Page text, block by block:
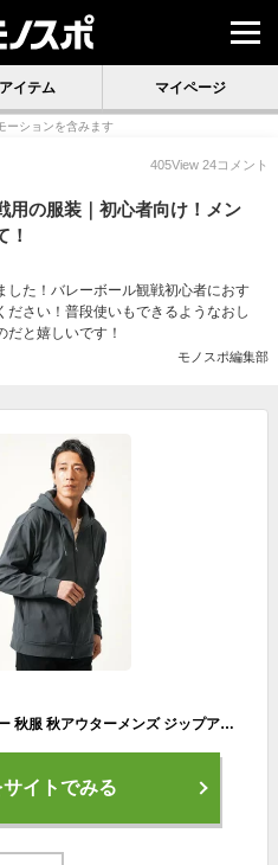
イテム マイページ
ーションを含みます
405View 24コメント
用の服装｜初心者向け！メン
！
した！バレーボール観戦初心者におす
さい！普段使いもできるようなおし
と嬉しいです！
モノスポ編集部
パーカー メンズ 秋 メンズアウター 秋服 秋アウターメンズ ジップアップパーカー ジップパーカー 秋物 きれいめ ジップアップ 薄手 おしゃれ 40代 メンズファッション 50代 男性 アウター ファッション カジュアル コーデ 服 30代 イケオジ ジップ
イトでみる